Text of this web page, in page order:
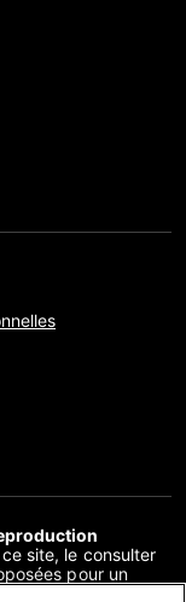
site, le consulter
pour un